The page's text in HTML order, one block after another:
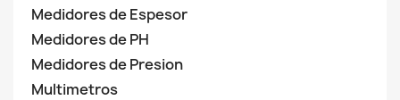
Medidores de Espesor
Medidores de PH
Medidores de Presion
Multimetros